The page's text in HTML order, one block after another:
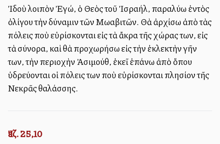
Ἰδοὺ λοιπὸν Ἐγώ, ὁ Θεὸς τοῦ Ἰσραήλ, παραλύω ἐντὸς
ὀλίγου τὴν δύναμιν τῶν Μωαβιτῶν. Θὰ ἀρχίσω ἀπὸ τὰς
πόλεις ποὺ εὑρίσκονται εἰς τὰ ἄκρα τῆς χώρας των, εἰς
τὰ σύνορα, καὶ θὰ προχωρήσω εἰς τὴν ἐκλεκτὴν γῆν
των, τὴν περιοχὴν Ἀσιμούθ, ἐκεῖ ἐπάνω ἀπὸ ὅπου
ὑδρεύονται οἱ πόλεις των ποὺ εὑρίσκονται πλησίον τῆς
Νεκρᾶς θαλάσσης.
Ἰεζ. 25,10